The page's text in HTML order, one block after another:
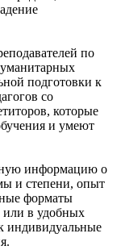
по
подготовки к
со
которые
и умеют
информацию о
и степени, опыт
форматы
или в удобных
индивидуальные